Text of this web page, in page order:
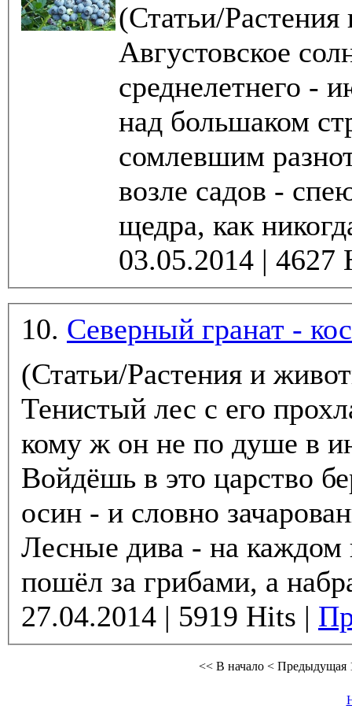
(Статьи/
Августовское
среднелетнего -
над большаком
сомлевшим
возле садов -
щедра, как
10. Северный гранат -
(Статьи/Растения и
Тенистый лес с его
кому ж он не по душе в
Войдёшь в это царство
осин - и словно
Лесные дива - на
пошёл за грибами, а
27.04.2014 | 5919 Hits |
<< В начало < Предыдущая